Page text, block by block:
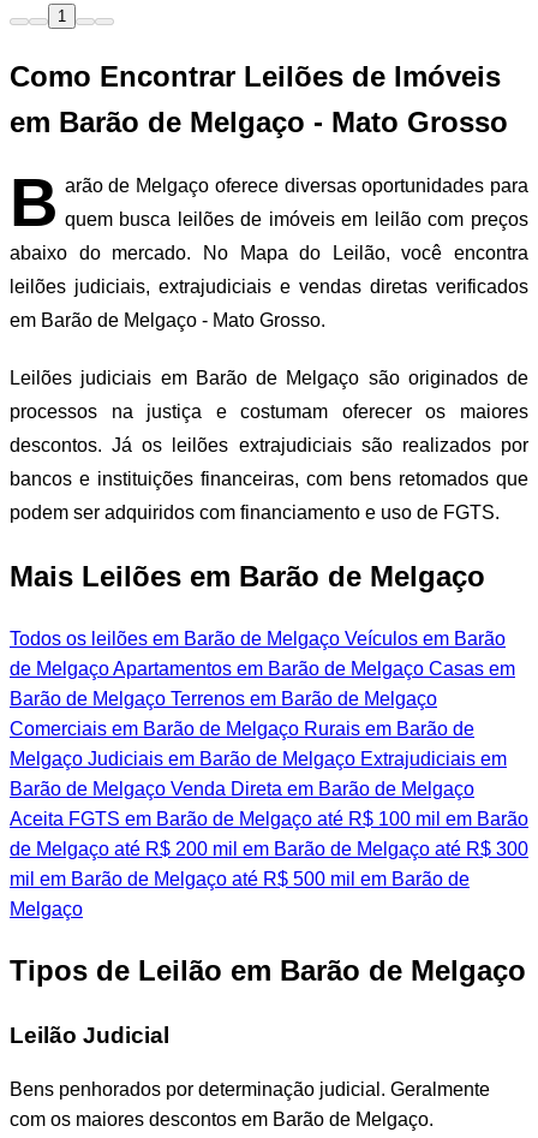
1
Como Encontrar Leilões de Imóveis
em Barão de Melgaço - Mato Grosso
B arão de Melgaço oferece diversas oportunidades para
quem busca leilões de imóveis em leilão com preços
abaixo do mercado. No Mapa do Leilão, você encontra
leilões judiciais, extrajudiciais e vendas diretas verificados
em Barão de Melgaço - Mato Grosso.
Leilões judiciais em Barão de Melgaço são originados de
processos na justiça e costumam oferecer os maiores
descontos. Já os leilões extrajudiciais são realizados por
bancos e instituições financeiras, com bens retomados que
podem ser adquiridos com financiamento e uso de FGTS.
Mais Leilões em Barão de Melgaço
Todos os leilões em Barão de Melgaço Veículos em Barão
de MelgaçoApartamentos em Barão de Melgaço Casas em
Barão de Melgaço Terrenos em Barão de Melgaço
Comerciais em Barão de Melgaço Rurais em Barão de
Melgaço Judiciais em Barão de Melgaço Extrajudiciais em
Barão de Melgaço Venda Direta em Barão de Melgaço
Aceita FGTS em Barão de Melgaço até R$ 100 mil em Barão
de Melgaço até R$ 200 mil em Barão de Melgaço até R$ 300
mil em Barão de Melgaço até R$ 500 mil em Barão de
Melgaço
Tipos de Leilão em Barão de Melgaço
Leilão Judicial
Bens penhorados por determinação judicial. Geralmente
com os maiores descontos em Barão de Melgaço.